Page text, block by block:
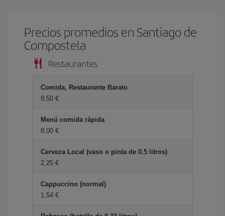
Precios promedios en Santiago de
Compostela
Restaurantes
Comida, Restaurante Barato
9,50 €
Menú comida rápida
8,00 €
Cerveza Local (vaso o pinta de 0.5 litros)
2,25 €
Cappuccino (normal)
1,54 €